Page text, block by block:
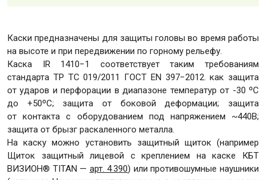
Каски предназначены для защиты головы во время работы
на высоте и при передвижении по горному рельефу.
Каска IR 1410−1 соответствует таким требованиям
стандарта ТР ТС 019/2011 ГОСТ EN 397−2012. как защита
от ударов и перфорации в диапазоне температур от -30 ºС
до +50ºС; защита от боковой деформации; защита
от контакта с оборудованием под напряжением ~440В;
защита от брызг раскаленного металла.
На каску можно установить защитный щиток (например
Щиток защитный лицевой с креплением на каске КБТ
ВИЗИОН® TITAN — арт. 4 390) или противошумные наушники